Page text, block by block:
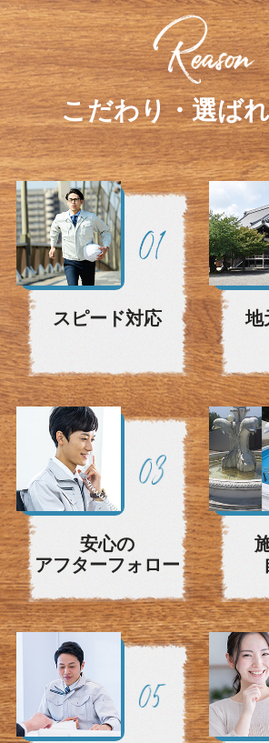
こだわり・選ば
スピード対応 地
安心の
アフターフォロー